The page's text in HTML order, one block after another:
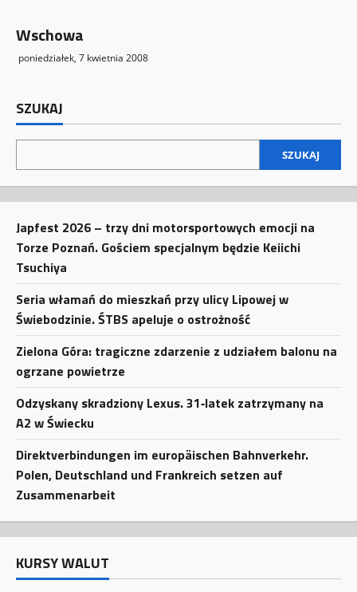
Wschowa
poniedziałek, 7 kwietnia 2008
SZUKAJ
SZUKAJ
Japfest 2026 – trzy dni motorsportowych emocji na
Torze Poznań. Gościem specjalnym będzie Keiichi
Tsuchiya
Seria włamań do mieszkań przy ulicy Lipowej w
Świebodzinie. ŚTBS apeluje o ostrożność
Zielona Góra: tragiczne zdarzenie z udziałem balonu na
ogrzane powietrze
Odzyskany skradziony Lexus. 31‑latek zatrzymany na
A2 w Świecku
Direktverbindungen im europäischen Bahnverkehr.
Polen, Deutschland und Frankreich setzen auf
Zusammenarbeit
KURSY WALUT